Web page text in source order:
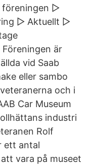
föreningen ▻
▻ Aktuellt ▻
är
vid Saab
eller sambo
och i
Car Museum
industri
Rolf
ett antal
vara på museet